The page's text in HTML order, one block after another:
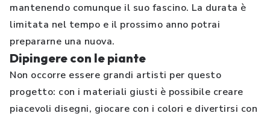
mantenendo comunque il suo fascino. La durata è
limitata nel tempo e il prossimo anno potrai
prepararne una nuova.
Dipingere con le piante
Non occorre essere grandi artisti per questo
progetto: con i materiali giusti è possibile creare
piacevoli disegni, giocare con i colori e divertirsi con